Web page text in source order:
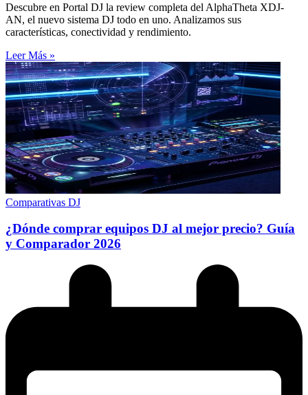
Descubre en Portal DJ la review completa del AlphaTheta XDJ-
AN, el nuevo sistema DJ todo en uno. Analizamos sus
características, conectividad y rendimiento.
Leer Más »
Comparativas DJ
¿Dónde comprar equipos DJ al mejor precio? Guía
y Comparador 2026